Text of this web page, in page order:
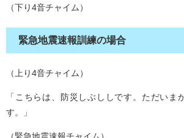
（下り4音チャイム）
緊急地震速報訓練の場合
（上り4音チャイム）
「こちらは、防災しぶししです。ただいま
す。」